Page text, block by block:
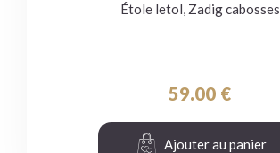
Étole letol, Zadig cabosses
59.00 €
Ajouter au panier